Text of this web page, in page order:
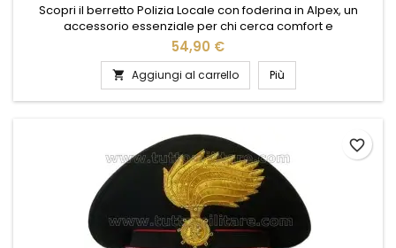
Scopri il berretto Polizia Locale con foderina in Alpex, un
accessorio essenziale per chi cerca comfort e
professionalità. Realizzato con materiali di alta qualità,
questo berretto offre resistenza e durata nel tempo,
garantendo una protezione ottimale in ogni condizione
climatica. La foderina in Alpex assicura traspirabilità e
comfort, rendendolo ideale...
54,90 €
 Aggiungi al carrello Più
favorite_border